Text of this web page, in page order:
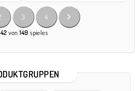
3 4
von149 spieles